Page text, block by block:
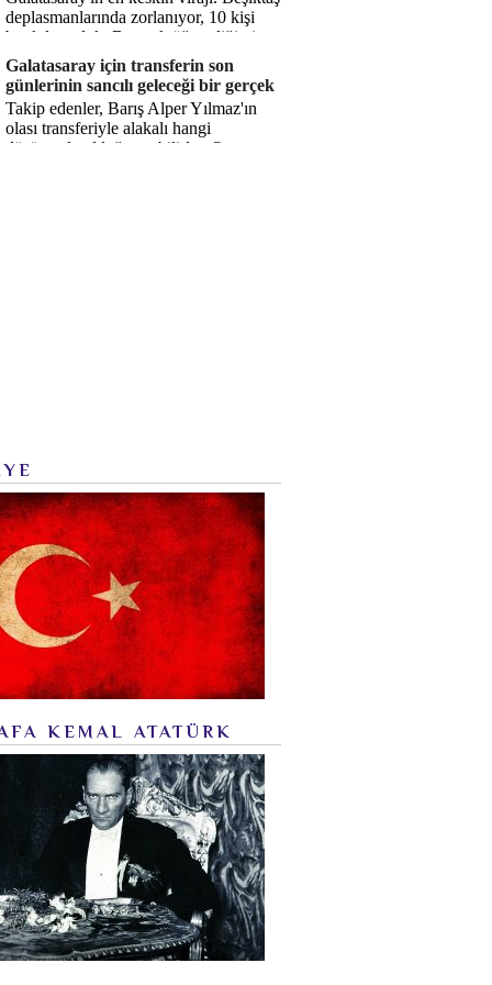
deplasmanlarında zorlanıyor, 10 kişi
bırakılıyorduk. Bu artık öğrendiğimiz
bir gerçek. Sane...
Galatasaray için transferin son
günlerinin sancılı geleceği bir gerçek
Takip edenler, Barış Alper Yılmaz'ın
olası transferiyle alakalı hangi
düşüncede olduğumu bilirler. O
KEMAL ATATÜRK